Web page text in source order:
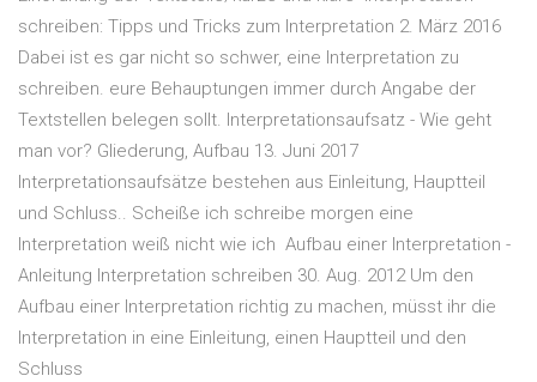
schreiben: Tipps und Tricks zum Interpretation 2. März 2016
Dabei ist es gar nicht so schwer, eine Interpretation zu
schreiben. eure Behauptungen immer durch Angabe der
Textstellen belegen sollt. Interpretationsaufsatz - Wie geht
man vor? Gliederung, Aufbau 13. Juni 2017
Interpretationsaufsätze bestehen aus Einleitung, Hauptteil
und Schluss.. Scheiße ich schreibe morgen eine
Interpretation weiß nicht wie ich Aufbau einer Interpretation -
Anleitung Interpretation schreiben 30. Aug. 2012 Um den
Aufbau einer Interpretation richtig zu machen, müsst ihr die
Interpretation in eine Einleitung, einen Hauptteil und den
Schluss